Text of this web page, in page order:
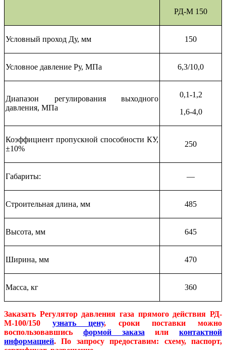
РД-М 150
Условный проход Ду, мм 150
Условное давление Ру, МПа 6,3/10,0
Диапазон регулирования выходного
давления, МПа
0,1-1,2
1,6-4,0
Коэффициент пропускной способности КУ,
±10%
250
Габариты: —
Строительная длина, мм 485
Высота, мм 645
Ширина, мм 470
Масса, кг 360
Заказать Регулятор давления газа прямого действия РД-
М-100/150узнать цену, сроки поставки можно
воспользовавшись формой заказаили контактной
информацией. По запросу предоставим: схему, паспорт,